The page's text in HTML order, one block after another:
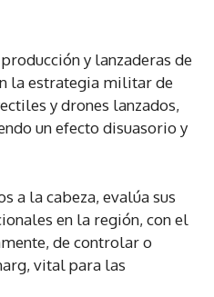
y lanzaderas de
la estrategia militar de
y drones lanzados,
un efecto disuasorio y
a la cabeza, evalúa sus
en la región, con el
de controlar o
vital para las